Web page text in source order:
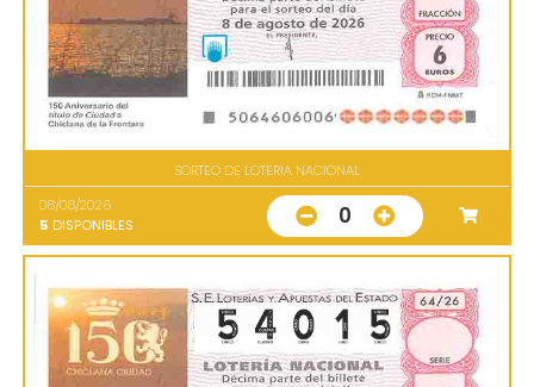
SORTEO DE LOTERIA NACIONAL
08/08/2026
5 DISPONIBLES 0